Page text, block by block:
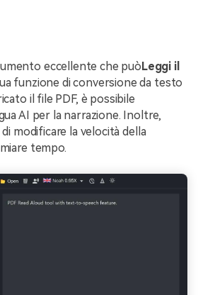
eccellente che puòLeggi il
funzione di conversione da testo
il file PDF, è possibile
AI per la narrazione. Inoltre,
modificare la velocità della
tempo.